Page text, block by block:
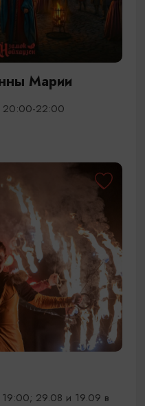
Марии
20:00-22:00
29.08 и 19.09 в